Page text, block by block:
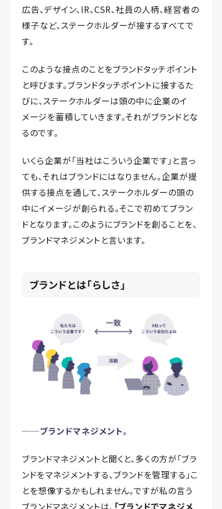
広告、デザイン、IR、CSR、社員の人柄、経営者の
様子など、ステークホルダーが接するすべてで
す。
このような接点のことをブランドタッチポイント
と呼びます。ブランドタッチポイントに接するた
びに、ステークホルダーは頭の中に企業のイ
メージを蓄積していきます。それがブランドとな
るのです。
いくら企業が「当社はこういう企業です」と言っ
ても、それはブランドにはなりません。企業が提
供する接点を通して、ステークホルダーの頭の
中にイメージが創られる。そこで初めてブラン
ドとなります。このようにブランドを創ることを、
ブランドマネジメントと言います。
ブランドとは「らしさ」
──ブランドマネジメント。
ブランドマネジメントと聞くと、多くの方が「ブラ
ンドをマネジメントする、ブランドを管理する」こ
とを想像するかもしれません。ですが私の言う
ブランドマネジメントは、 「ブランドでマネジメ